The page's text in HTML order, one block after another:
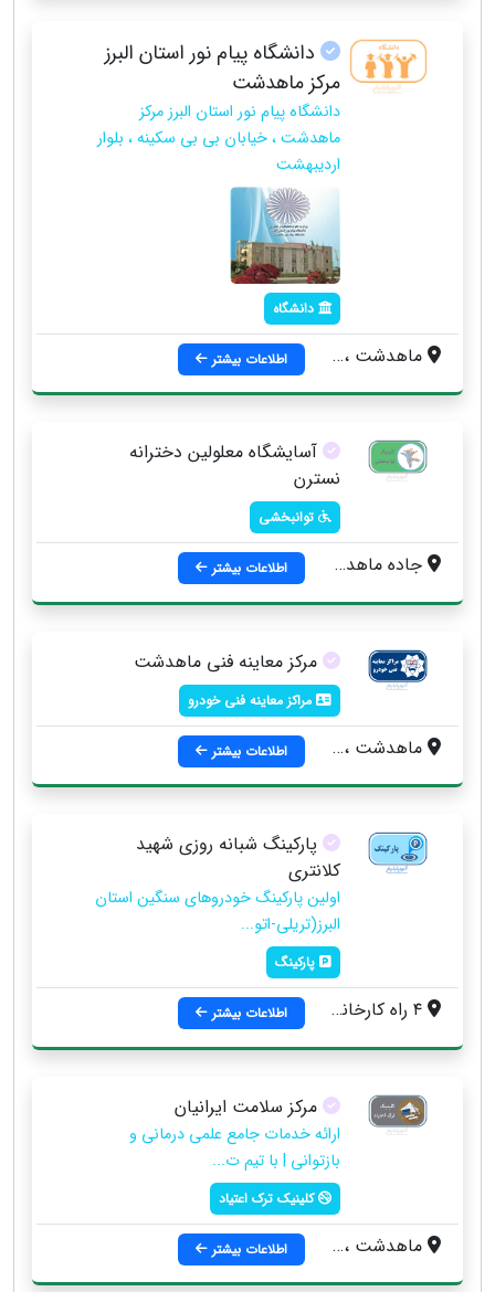
دانشگاه پیام نور استان البرز
مرکز ماهدشت
دانشگاه پیام نور استان البرز مرکز
ماهدشت ، خیابان بی بی سکینه ، بلوار
اردیبهشت
دانشگاه
ماهدشت ، خیابان بی بی سکینه ، بلوار اردیبهشت اطلاعات بیشتر
آسایشگاه معلولین دخترانه
نسترن
توانبخشی
جاده ماهدشت ، علی آباد اطلاعات بیشتر
مرکز معاینه فنی ماهدشت
مراکز معاینه فنی خودرو
ماهدشت ، نرسیده به چهاراه بی بی سکینه اطلاعات بیشتر
پارکینگ شبانه روزی شهید
کلانتری
اولین پارکینگ خودروهای سنگین استان
البرز(تریلی-اتو...
پارکینگ
اطلاعات بیشتر
مرکز سلامت ایرانیان
ارائه خدمات جامع علمی درمانی و
بازتوانی | با تیم ت...
کلینیک ترک اعتیاد
ماهدشت ، بلوار امام خمینی ، خیابان مهران ، جنب تالار مهران اطلاعات بیشتر